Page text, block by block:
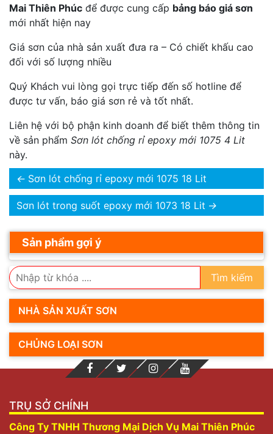
Mai Thiên Phúc để được cung cấp bảng báo giá sơn
mới nhất hiện nay
Giá sơn của nhà sản xuất đưa ra – Có chiết khấu cao
đối với số lượng nhiều
Quý Khách vui lòng gọi trực tiếp đến số hotline để
được tư vấn, báo giá sơn rẻ và tốt nhất.
Liên hệ với bộ phận kinh doanh để biết thêm thông tin
về sản phẩm Sơn lót chống rỉ epoxy mới 1075 4 Lit
này.
← Sơn lót chống rỉ epoxy mới 1075 18 Lit
Sơn lót trong suốt epoxy mới 1073 18 Lit →
Sản phẩm gợi ý
Tìm kiếm
NHÀ SẢN XUẤT SƠN
CHỦNG LOẠI SƠN
TRỤ SỞ CHÍNH
Công Ty TNHH Thương Mại Dịch Vụ Mai Thiên Phúc